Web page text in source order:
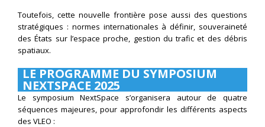
Toutefois, cette nouvelle frontière pose aussi des questions
stratégiques : normes internationales à définir, souveraineté
des États sur l’espace proche, gestion du trafic et des débris
spatiaux.
LE PROGRAMME DU SYMPOSIUM
NEXTSPACE 2025
Le symposium NextSpace s’organisera autour de quatre
séquences majeures, pour approfondir les différents aspects
des VLEO :